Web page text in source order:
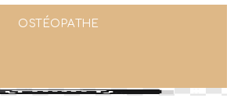
OSTÉOPATHE